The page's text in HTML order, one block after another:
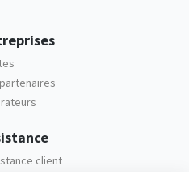
client